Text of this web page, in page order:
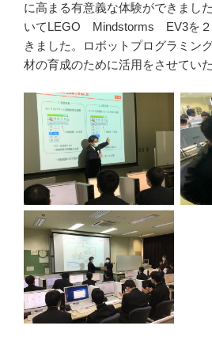
に高まる有意義な体験ができまし
いてLEGO Mindstorms EV3を２
きました。ロボットプログラミン
材の育成のために活用をさせていた